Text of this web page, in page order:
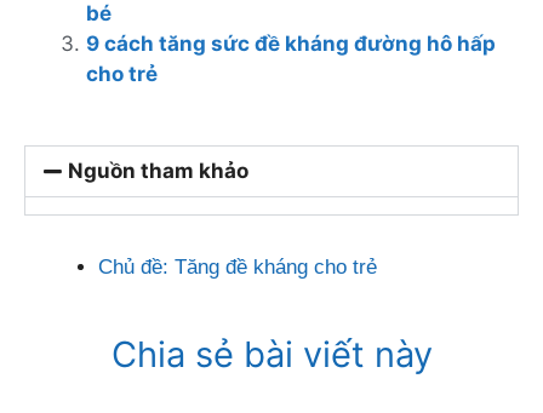
bé
9 cách tăng sức đề kháng đường hô hấp
cho trẻ
Nguồn tham khảo
Chủ đề: Tăng đề kháng cho trẻ
Chia sẻ bài viết này